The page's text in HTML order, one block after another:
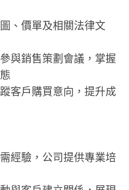
、價單及相關法律文
與銷售策劃會議，掌握
客戶購買意向，提升成
經驗，公司提供專業培